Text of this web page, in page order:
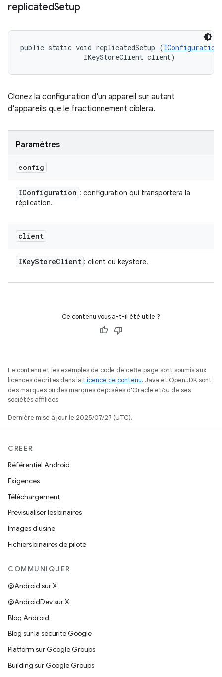
replicatedSetup
public static void replicatedSetup (IConfiguration
                IKeyStoreClient client)
Clonez la configuration d'un appareil sur autant
d'appareils que le fractionnement ciblera.
Paramètres
config
IConfiguration : configuration qui transportera la
réplication.
client
IKeyStoreClient : client du keystore.
Ce contenu vous a-t-il été utile ?
Le contenu et les exemples de code de cette page sont soumis aux
licences décrites dans la Licence de contenu. Java et OpenJDK sont
des marques ou des marques déposées d'Oracle et/ou de ses
sociétés affiliées.
Dernière mise à jour le 2025/07/27 (UTC).
CRÉER
Référentiel Android
Exigences
Téléchargement
Prévisualiser les binaires
Images d'usine
Fichiers binaires de pilote
COMMUNIQUER
@Android sur X
@AndroidDev sur X
Blog Android
Blog sur la sécurité Google
Platform sur Google Groups
Building sur Google Groups